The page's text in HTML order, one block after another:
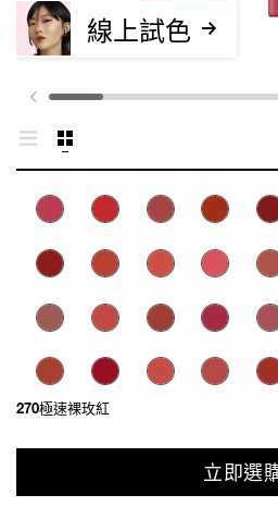
270極速裸玫紅
線上試色
立即選